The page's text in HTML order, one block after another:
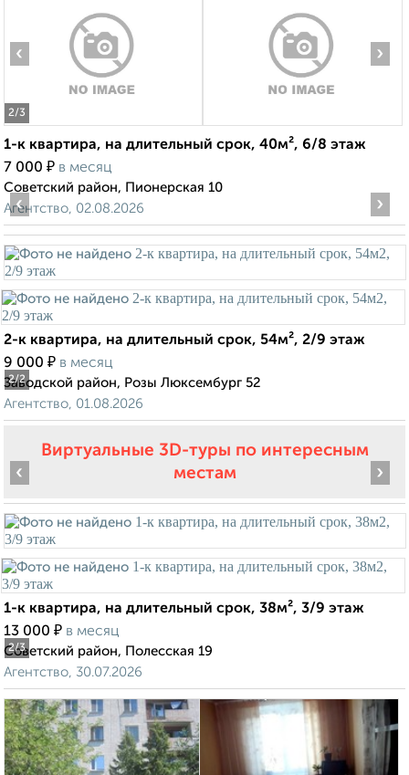
2/3
‹ ›
1-к квартира, на длительный срок, 40м², 6/8 этаж
7 000 ₽ в месяц
Советский район, Пионерская 10
Агентство, 02.08.2026
2/2
‹ ›
2-к квартира, на длительный срок, 54м², 2/9 этаж
9 000 ₽ в месяц
Заводской район, Розы Люксембург 52
Агентство, 01.08.2026
Виртуальные 3D-туры по интересным
местам
2/3
‹ ›
1-к квартира, на длительный срок, 38м², 3/9 этаж
13 000 ₽ в месяц
Советский район, Полесская 19
Агентство, 30.07.2026